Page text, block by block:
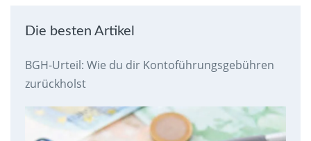
Die besten Artikel
BGH-Urteil: Wie du dir Kontoführungsgebühren
zurückholst